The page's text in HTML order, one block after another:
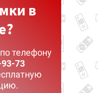
в
телефону
73